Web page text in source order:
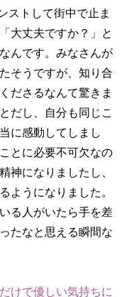
ストして街中で止ま
大丈夫ですか？」と
んです。みなさんが
そうですが、知り合
ださるなんて驚きま
だし、自分も同じこ
に感動してしまし
とに必要不可欠なの
神になりましたし、
ようになりました。
る人がいたら手を差
たなと思える瞬間な
けで優しい気持ちに